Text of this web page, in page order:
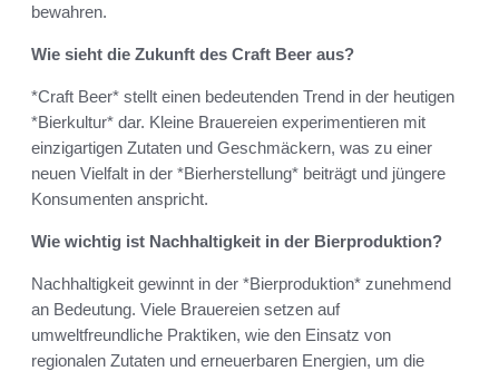
bewahren.
Wie sieht die Zukunft des Craft Beer aus?
*Craft Beer* stellt einen bedeutenden Trend in der heutigen
*Bierkultur* dar. Kleine Brauereien experimentieren mit
einzigartigen Zutaten und Geschmäckern, was zu einer
neuen Vielfalt in der *Bierherstellung* beiträgt und jüngere
Konsumenten anspricht.
Wie wichtig ist Nachhaltigkeit in der Bierproduktion?
Nachhaltigkeit gewinnt in der *Bierproduktion* zunehmend
an Bedeutung. Viele Brauereien setzen auf
umweltfreundliche Praktiken, wie den Einsatz von
regionalen Zutaten und erneuerbaren Energien, um die